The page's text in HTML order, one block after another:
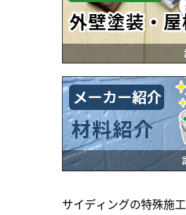
サイディングの特殊施工